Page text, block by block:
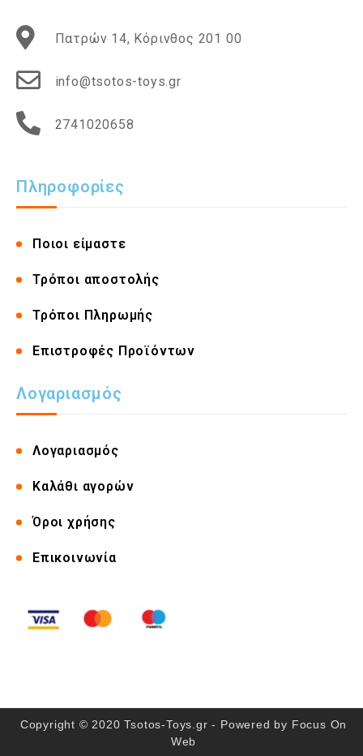
Πατρών 14, Κόρινθος 201 00
info@tsotos-toys.gr
2741020658
Πληροφορίες
Ποιοι είμαστε
Τρόποι αποστολής
Τρόποι Πληρωμής
Επιστροφές Προϊόντων
Λογαριασμός
Λογαριασμός
Καλάθι αγορών
Όροι χρήσης
Επικοινωνία
Copyright © 2020 Tsotos-Toys.gr - Powered by Focus On
Web